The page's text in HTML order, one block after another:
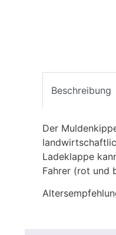
Beschreibung
Der
Ladeklappe
Fahrer (rot und